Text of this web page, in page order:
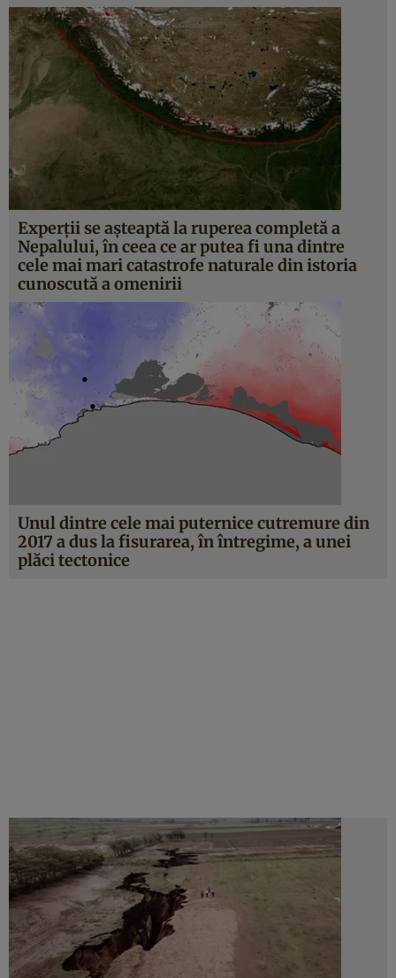
Experţii se aşteaptă la ruperea completă a
Nepalului, în ceea ce ar putea fi una dintre
cele mai mari catastrofe naturale din istoria
cunoscută a omenirii
Unul dintre cele mai puternice cutremure din
2017 a dus la fisurarea, în întregime, a unei
plăci tectonice